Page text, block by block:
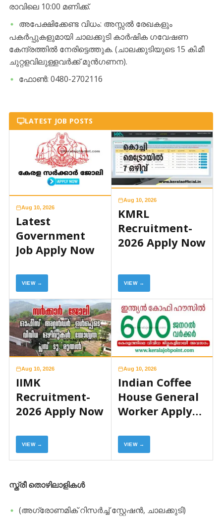
രാവിലെ 10:00 മണിക്ക്.
​അപേക്ഷിക്കേണ്ട വിധം: അസ്സൽ രേഖകളും
പകർപ്പുകളുമായി ചാലക്കുടി കാർഷിക ഗവേഷണ
കേന്ദ്രത്തിൽ നേരിട്ടെത്തുക. (ചാലക്കുടിയുടെ 15 കി.മീ
ചുറ്റളവിലുള്ളവർക്ക് മുൻഗണന).
​ഫോൺ: 0480-2702116
LATEST JOB POSTS
Aug 10, 2026
Latest
Government
Job Apply Now
VIEW →
Aug 10, 2026
KMRL
Recruitment-
2026 Apply Now
VIEW →
Aug 10, 2026
IIMK
Recruitment-
2026 Apply Now
VIEW →
Aug 10, 2026
Indian Coffee
House General
Worker Apply
VIEW →
സ്ത്രീ തൊഴിലാളികൾ
(അഗ്രോണമിക് റിസർച്ച് സ്റ്റേഷൻ, ചാലക്കുടി)